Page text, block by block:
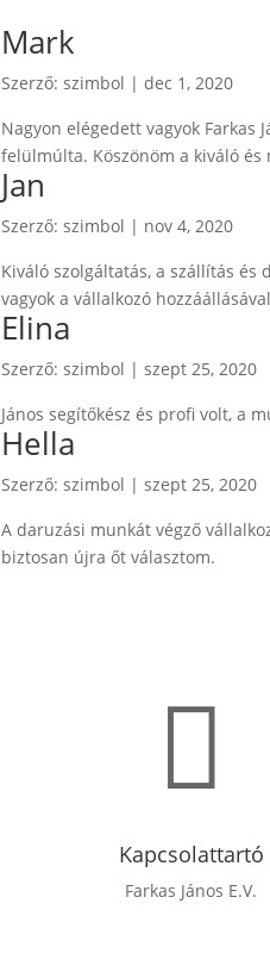
Mark
Szerző:szimbol |dec 1, 2020
Nagyon elégedett vagyok Farkas
felülmúlta. Köszönöm a kiváló
Jan
Szerző:szimbol | nov 4, 2020
Kiváló szolgáltatás, a szállítás
vagyok a vállalkozó
Elina
Szerző:szimbol |szept 25, 2020
János segítőkész és profi volt, a
Hella
Szerző:szimbol |szept 25, 2020
A daruzási munkát végző
biztosan újra őt választom.

Kapcsolattartó
Farkas János E.V.